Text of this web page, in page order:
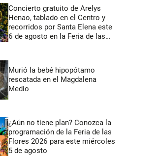
Concierto gratuito de Arelys
Henao, tablado en el Centro y
recorridos por Santa Elena este
6 de agosto en la Feria de las
Murió la bebé hipopótamo
rescatada en el Magdalena
Medio
¿Aún no tiene plan? Conozca la
programación de la Feria de las
Flores 2026 para este miércoles
5 de agosto